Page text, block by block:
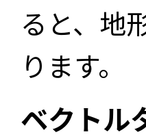
ると、地
ります。
ベクトル